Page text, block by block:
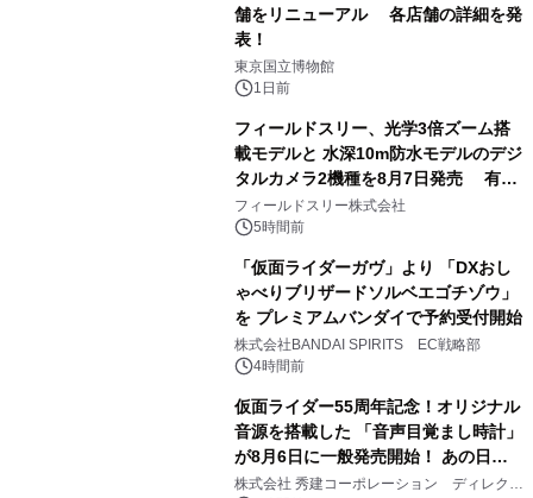
舗をリニューアル 各店舗の詳細を発
表！
東京国立博物館
1日前
フィールドスリー、光学3倍ズーム搭
載モデルと 水深10m防水モデルのデジ
タルカメラ2機種を8月7日発売 有効
約1300万画素、用途別に選べるコンデ
ジ新登場
フィールドスリー株式会社
5時間前
「仮面ライダーガヴ」より 「DXおし
ゃべりブリザードソルベエゴチゾウ」
を プレミアムバンダイで予約受付開始
株式会社BANDAI SPIRITS EC戦略部
4時間前
仮面ライダー55周年記念！オリジナル
音源を搭載した 「音声目覚まし時計」
が8月6日に一般発売開始！ あの日の
大興奮が今甦る
株式会社 秀建コーポレーション ディレクト